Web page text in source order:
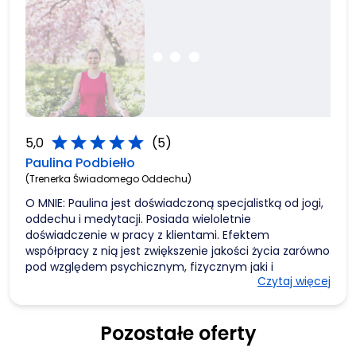
5,0 starstarstarstarstar (5)
Paulina Podbiełło
(Trenerka Świadomego Oddechu)
O MNIE: Paulina jest doświadczoną specjalistką od jogi,
oddechu i medytacji. Posiada wieloletnie
doświadczenie w pracy z klientami. Efektem
współpracy z nią jest zwiększenie jakości życia zarówno
pod względem psychicznym, fizycznym jaki i
duchowym. Jej bogata wiedza na temat technik
koncentrację, dążyć do równowagi emocjonalnej oraz
zwiększać poczucie wewnętrznej mocy. Ostatnie 12 lat
Czytaj więcej
Pozostałe oferty